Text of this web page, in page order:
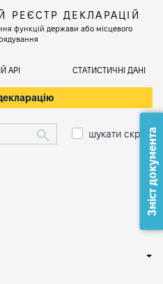
ДЕКЛАРАЦІЙ
функцій держави або місцевого
АРІ СТАТИСТИЧНІ ДАНІ
шукати скрізьЗміст документа